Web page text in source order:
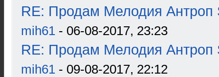
RE: Продам Мелодия Антроп
mih61 - 06-08-2017, 23:23
RE: Продам Мелодия Антроп
mih61 - 09-08-2017, 22:12